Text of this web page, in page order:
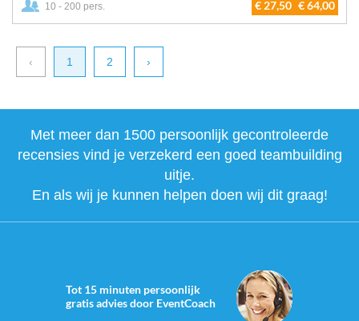
10 - 200 pers. € 27,50 € 64,00
‹ 1 2 ›
Met meer dan 1500 persoonlijk gecontroleerde
recensies vind je verzekerd een goed teambuilding
uitje.
En als wij je kunnen helpen doen wij dit graag!
Tot 15 minuten persoonlijk
gratis advies door EventCoach